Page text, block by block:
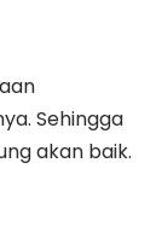
Sehingga
akan baik.